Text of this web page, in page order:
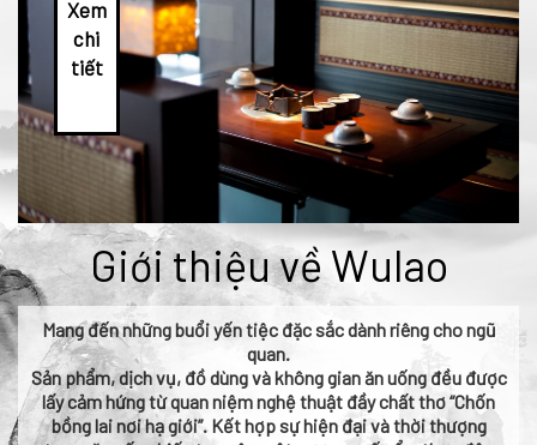
Xem
chi
tiết
Giới thiệu về Wulao
Mang đến những buổi yến tiệc đặc sắc dành riêng cho ngũ
quan.
Sản phẩm, dịch vụ, đồ dùng và không gian ăn uống đều được
lấy cảm hứng từ quan niệm nghệ thuật đầy chất thơ “Chốn
bồng lai nơi hạ giới”. Kết hợp sự hiện đại và thời thượng